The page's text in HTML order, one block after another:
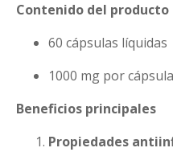
Contenido del producto
60 cápsulas líquidas
1000 mg por cápsula
Beneficios principales
Propiedades